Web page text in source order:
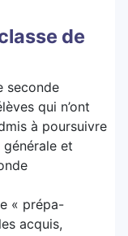
de
seconde
qui n’ont
à poursuivre
et
« prépa-
acquis,